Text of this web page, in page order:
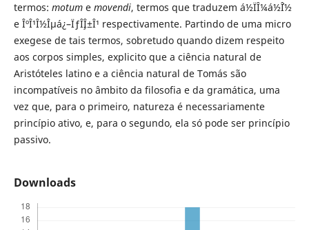
termos: motume movendi, termos que traduzem á½ÏÎ¼á½´Î½
e ÎºÎ¹Î½Îµá¿–ÏƒÎ¸Î±Î¹ respectivamente. Partindo de uma micro
exegese de tais termos, sobretudo quando dizem respeito
aos corpos simples, explicito que a ciência natural de
Aristóteles latino e a ciência natural de Tomás são
incompatíveis no âmbito da filosofia e da gramática, uma
vez que, para o primeiro, natureza é necessariamente
princípio ativo, e, para o segundo, ela só pode ser princípio
passivo.
Downloads